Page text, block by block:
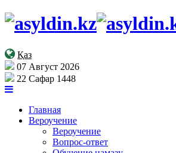
Қаз
07 Август 2026
22 Сафар 1448
Главная
Вероучение
Вероучение
Вопрос-ответ